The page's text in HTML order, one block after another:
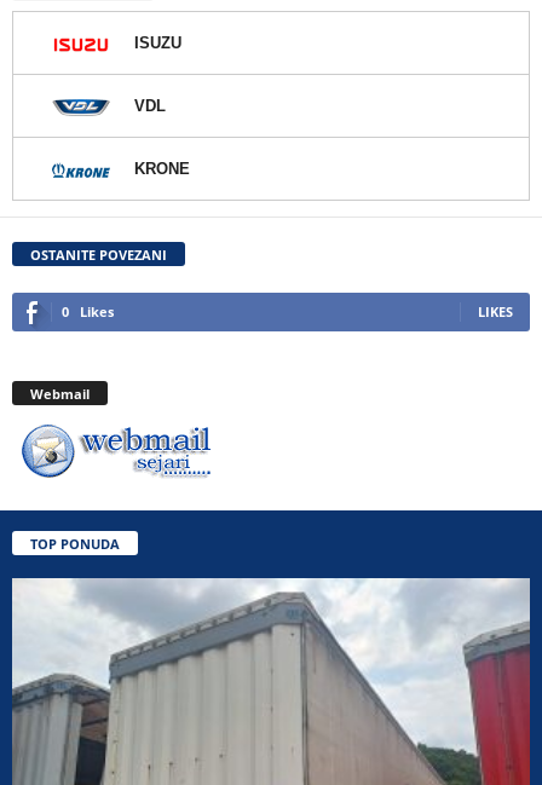
ISUZU
VDL
KRONE
OSTANITE POVEZANI
0 Likes LIKES
Webmail
TOP PONUDA